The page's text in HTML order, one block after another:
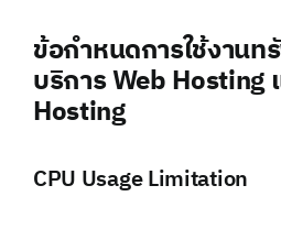
ข้อกำหนดการใช้งานท
บริการ Web Hosting
Hosting
CPU Usage Limitation​